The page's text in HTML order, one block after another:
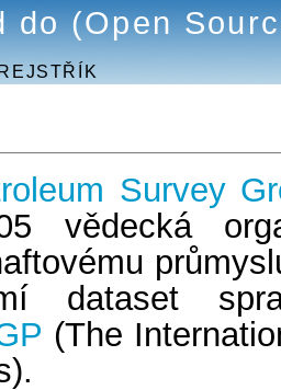
do (Open
REJSTŘÍK
Survey
vědecká
dataset
(The